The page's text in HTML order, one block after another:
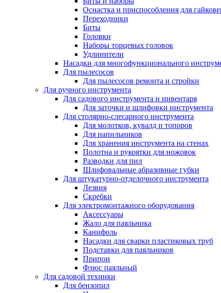
Оснастка и приспособления для
Переходники
Биты
Головки
Наборы торцевых головок
Удлинители
Насадки для многофункционального
Для пылесосов
Для пылесосов ремонта и стройки
Для ручного инструмента
Для садового инструмента и инвентаря
Для заточки и шлифовки инструмента
Для столярно-слесарного инструмента
Для молотков, кувалд и топоров
Для напильников
Для хранения инструмента на стенах
Полотна и рукоятки для ножовок
Разводки для пил
Шлифовальные абразивные губки
Для штукатурно-отделочного инструмента
Лезвия
Скребки
Для электромонтажного оборудования
Аксессуары
Жало для паяльника
Канифоль
Насадки для сварки пластиковых труб
Подставки для паяльников
Припои
Флюс паяльный
Для садовой техники
Для бензопил